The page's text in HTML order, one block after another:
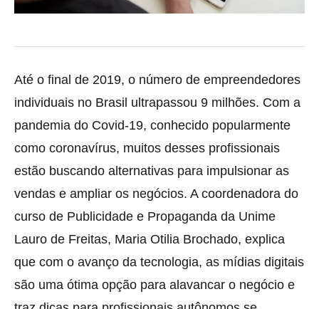
Até o final de 2019, o número de empreendedores
individuais no Brasil ultrapassou 9 milhões. Com a
pandemia do Covid-19, conhecido popularmente
como coronavírus, muitos desses profissionais
estão buscando alternativas para impulsionar as
vendas e ampliar os negócios. A coordenadora do
curso de Publicidade e Propaganda da Unime
Lauro de Freitas, Maria Otilia Brochado, explica
que com o avanço da tecnologia, as mídias digitais
são uma ótima opção para alavancar o negócio e